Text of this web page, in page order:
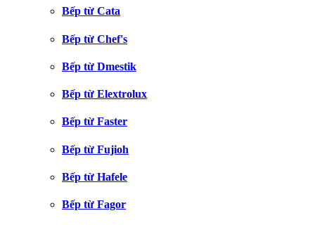
Bếp từ Cata
Bếp từ Chef's
Bếp từ Dmestik
Bếp từ Elextrolux
Bếp từ Faster
Bếp từ Fujioh
Bếp từ Hafele
Bếp từ Fagor